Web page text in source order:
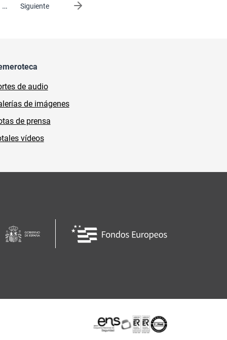
… Siguiente
página
de audio
de imágenes
de prensa
vídeos
Certificaciones